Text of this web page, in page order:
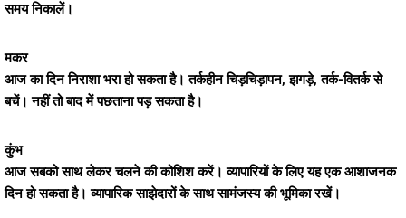
समय निकालें।
मकर
आज का दिन निराशा भरा हो सकता है। तर्कहीन चिड़चिड़ापन, झगड़े, तर्क-वितर्क से
बचें। नहीं तो बाद में पछताना पड़ सकता है।
कुंभ
आज सबको साथ लेकर चलने की कोशिश करें। व्यापारियों के लिए यह एक आशाजनक
दिन हो सकता है। व्यापारिक साझेदारों के साथ सामंजस्य की भूमिका रखें।